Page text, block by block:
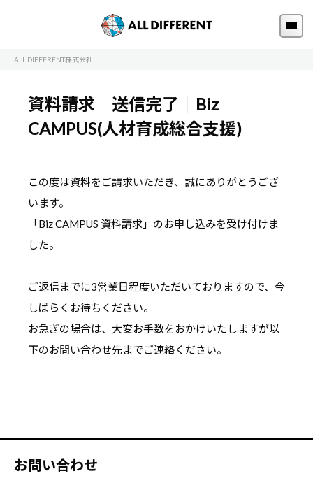
ALL DIFFERENT株式会社
資料請求 送信完了｜Biz
CAMPUS(人材育成総合支援)
この度は資料をご請求いただき、誠にありがとうござ
います。
「Biz CAMPUS 資料請求」のお申し込みを受け付けま
した。
ご返信までに3営業日程度いただいておりますので、今
しばらくお待ちください。
お急ぎの場合は、大変お手数をおかけいたしますが以
下のお問い合わせ先までご連絡ください。
お問い合わせ